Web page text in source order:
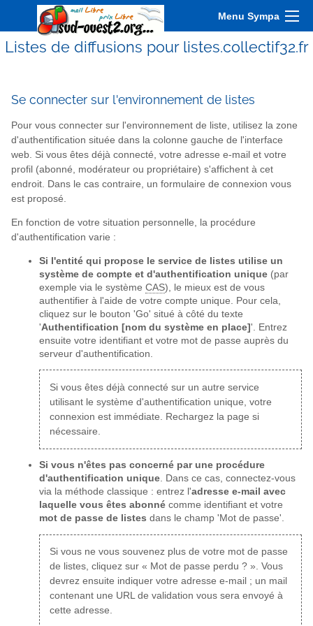
Menu Sympa
Listes de diffusions pour listes.collectif32.fr
Se connecter sur l'environnement de listes
Pour vous connecter sur l'environnement de liste, utilisez la zone
d'authentification située dans la colonne gauche de l'interface
web. Si vous êtes déjà connecté, votre adresse e-mail et votre
profil (abonné, modérateur ou propriétaire) s'affichent à cet
endroit. Dans le cas contraire, un formulaire de connexion vous
est proposé.
En fonction de votre situation personnelle, la procédure
d'authentification varie :
Si l'entité qui propose le service de listes utilise un
système de compte et d'authentification unique (par
exemple via le système CAS), le mieux est de vous
authentifier à l'aide de votre compte unique. Pour cela,
cliquez sur le bouton 'Go' situé à côté du texte
'Authentification [nom du système en place] '. Entrez
ensuite votre identifiant et votre mot de passe auprès du
serveur d'authentification.
Si vous êtes déjà connecté sur un autre service
utilisant le système d'authentification unique, votre
connexion est immédiate. Rechargez la page si
nécessaire.
Si vous n'êtes pas concerné par une procédure
d'authentification unique. Dans ce cas, connectez-vous
via la méthode classique : entrez l'adresse e-mail avec
laquelle vous êtes abonné comme identifiant et votre
mot de passe de listes dans le champ 'Mot de passe'.
Si vous ne vous souvenez plus de votre mot de passe
de listes, cliquez sur « Mot de passe perdu ? ». Vous
devrez ensuite indiquer votre adresse e-mail ; un mail
contenant une URL de validation vous sera envoyé à
cette adresse.